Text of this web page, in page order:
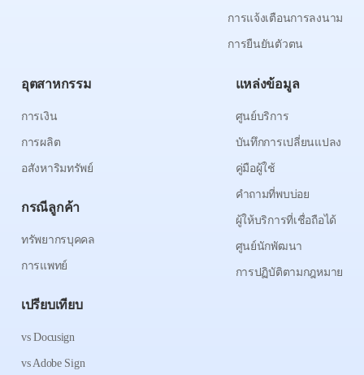
การแจ้งเตือนการลงนาม
การยืนยันตัวตน
อุตสาหกรรม
การเงิน
การผลิต
อสังหาริมทรัพย์
กรณีลูกค้า
ทรัพยากรบุคคล
การแพทย์
เปรียบเทียบ
vs Docusign
vs Adobe Sign
แหล่งข้อมูล
ศูนย์บริการ
บันทึกการเปลี่ยนแปลง
คู่มือผู้ใช้
คำถามที่พบบ่อย
ผู้ให้บริการที่เชื่อถือได้
ศูนย์นักพัฒนา
การปฏิบัติตามกฎหมาย